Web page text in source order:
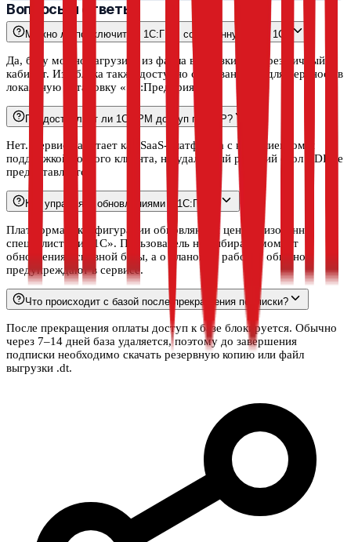
Вопросы и ответы
Можно ли подключить к 1С:ГРМ собственную базу 1С?
Да, базу можно загрузить из файла выгрузки .dt через личный
кабинет. Из облака также доступно скачивание .dt для переноса в
локальную установку «1С:Предприятия».
Предоставляет ли 1С:ГРМ доступ по RDP?
Нет. Сервис работает как SaaS-платформа с веб-клиентом и
поддержкой тонкого клиента, но удалённый рабочий стол RDP не
предоставляется.
Кто управляет обновлениями в 1С:ГРМ?
Платформа и конфигурации обновляются централизованно
специалистами «1С». Пользователь не выбирает момент
обновления основной базы, а о плановых работах обычно
предупреждают в сервисе.
Что происходит с базой после прекращения подписки?
После прекращения оплаты доступ к базе блокируется. Обычно
через 7–14 дней база удаляется, поэтому до завершения
подписки необходимо скачать резервную копию или файл
выгрузки .dt.